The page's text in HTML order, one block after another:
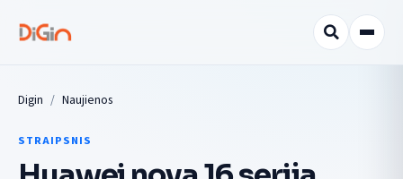
Digin Naujienos
STRAIPSNIS